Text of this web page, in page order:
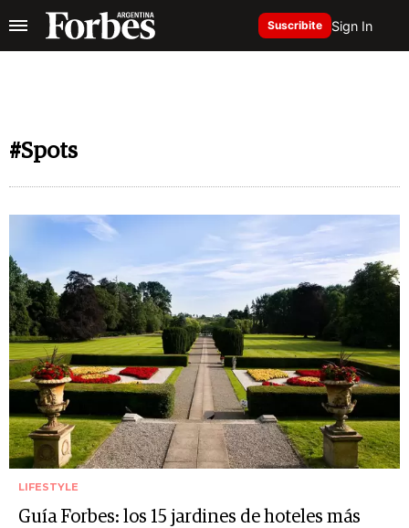
Suscribite Sign In
#Spots
LIFESTYLE
Guía Forbes: los 15 jardines de hoteles más